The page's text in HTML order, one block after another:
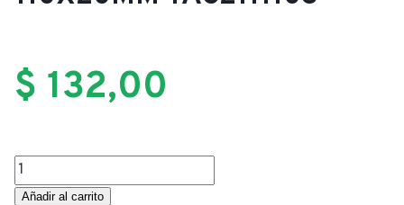
$ 132,00
Disco
Diamante
Añadir al carrito